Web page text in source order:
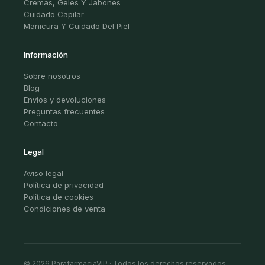
Cremas, Geles Y Jabones
Cuidado Capilar
Manicura Y Cuidado Del Piel
Información
Sobre nosotros
Blog
Envíos y devoluciones
Preguntas frecuentes
Contacto
Legal
Aviso legal
Política de privacidad
Política de cookies
Condiciones de venta